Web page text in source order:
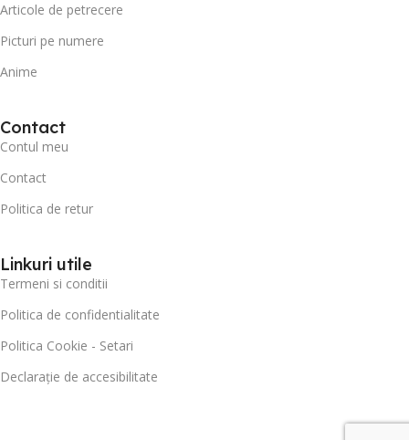
Articole de petrecere
Picturi pe numere
Anime
Contact
Contul meu
Contact
Politica de retur
Linkuri utile
Termeni si conditii
Politica de confidentialitate
Politica Cookie - Setari
Declarație de accesibilitate